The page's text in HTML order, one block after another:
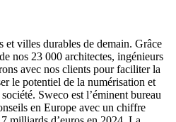
et villes durables de demain. Grâce
nos 23 000 architectes, ingénieurs
avec nos clients pour faciliter la
le potentiel de la numérisation et
Sweco est l’éminent bureau
en Europe avec un chiffre